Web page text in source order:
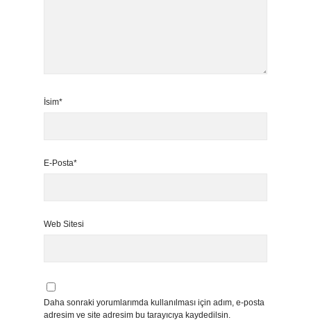
İsim*
E-Posta*
Web Sitesi
Daha sonraki yorumlarımda kullanılması için adım, e-posta
adresim ve site adresim bu tarayıcıya kaydedilsin.